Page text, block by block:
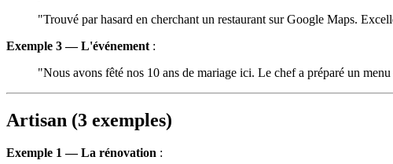
"Trouvé par hasard en cherchant un restaurant sur Google Maps.
Exemple 3 — L'événement :
"Nous avons fêté nos 10 ans de mariage ici. Le chef a préparé un
Artisan (3 exemples)
Exemple 1 — La rénovation :